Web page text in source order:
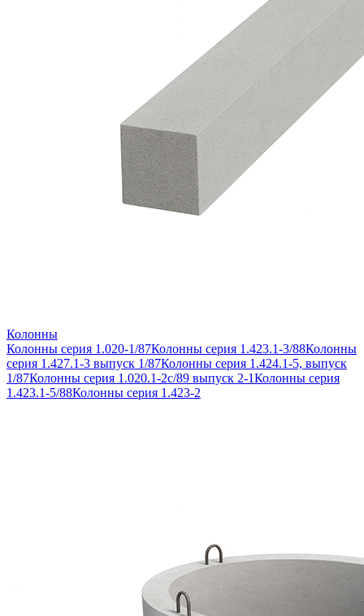
Колонны
Колонны серия 1.020-1/87Колонны серия 1.423.1-3/88Колонны
серия 1.427.1-3 выпуск 1/87Колонны серия 1.424.1-5, выпуск
1/87Колонны серия 1.020.1-2с/89 выпуск 2-1Колонны серия
1.423.1-5/88Колонны серия 1.423-2